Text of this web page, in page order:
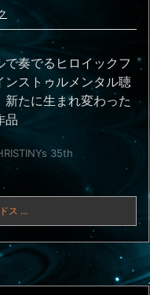
で奏でるヒロイックフ
ンストゥルメンタル聴
新たに生まれ変わった
品
35th
ス ...